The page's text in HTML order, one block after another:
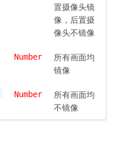
置摄像头镜
像，后置摄
像头不镜像
Number
所有画面均
镜像
Number
所有画面均
不镜像